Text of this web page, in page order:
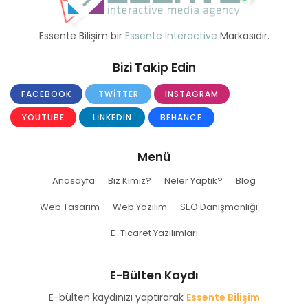
Essente Bilişim bir Essente Interactive Markasıdır.
Bizi Takip Edin
FACEBOOK TWITTER
INSTAGRAM
YOUTUBE
LINKEDIN BEHANCE
Menü
Anasayfa Biz Kimiz? Neler Yaptık?
Blog
Web Tasarım
Web Yazılım
SEO Danışmanlığı
E-Ticaret Yazılımları
E-Bülten Kaydı
E-bülten kaydınızı yaptırarak Essente Bilişim